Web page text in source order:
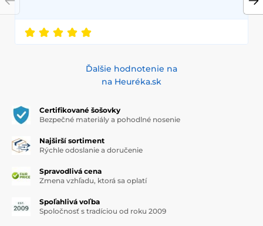
Ďalšie hodnotenie na
na Heuréka.sk
Certifikované šošovky
Bezpečné materiály a pohodlné nosenie
Najširší sortiment
Rýchle odoslanie a doručenie
Spravodlivá cena
Zmena vzhľadu, ktorá sa oplatí
Spoľahlivá voľba
Spoločnosť s tradíciou od roku 2009